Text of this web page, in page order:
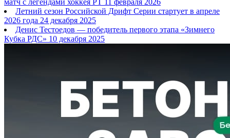
матч с легендами хоккея РТ 11 февраля 2026
Летний сезон Российской Дрифт Серии стартует в апреле
2026 года 24 декабря 2025
Денис Тестоедов — победитель первого этапа «Зимнего
Кубка РДС» 10 декабря 2025